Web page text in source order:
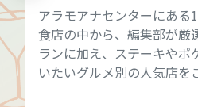
アラモアナセンターにある
食店の中から、編集部が厳
ランに加え、ステーキやポ
いたいグルメ別の人気店を